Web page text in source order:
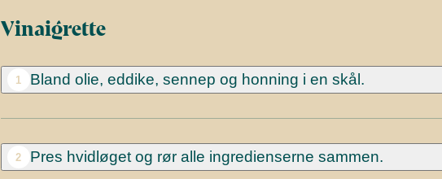
Vinaigrette
1 Bland olie, eddike, sennep og honning i en skål.
2 Pres hvidløget og rør alle ingredienserne sammen.